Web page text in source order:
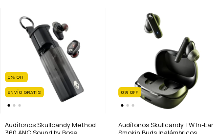
0% OFF
ENVÍO GRATIS
Audífonos Skullcandy Method
0% OFF
Audífonos Skullcandy TW In-Ear